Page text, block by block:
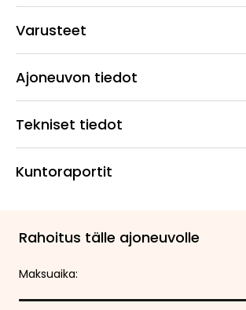
Varusteet
Ajoneuvon tiedot
Tekniset tiedot
Kuntoraportit
Rahoitus tälle ajoneuvolle
Maksuaika: